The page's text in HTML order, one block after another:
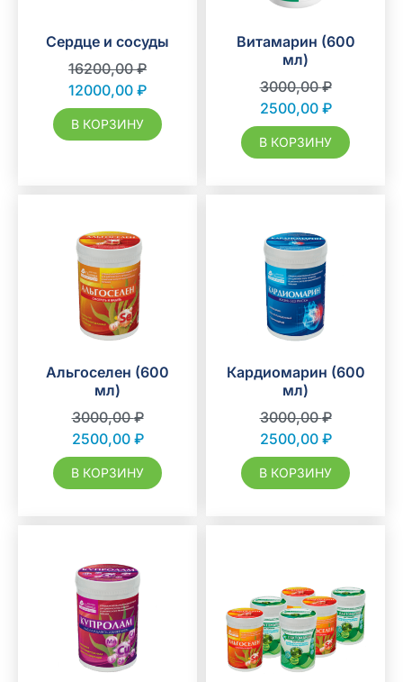
Сердце и сосуды
16200,00₽
12000,00 ₽
В КОРЗИНУ
Витамарин (600
мл)
3000,00₽
2500,00 ₽
В КОРЗИНУ
Альгоселен (600
мл)
3000,00₽
2500,00 ₽
В КОРЗИНУ
Кардиомарин (600
мл)
3000,00₽
2500,00 ₽
В КОРЗИНУ